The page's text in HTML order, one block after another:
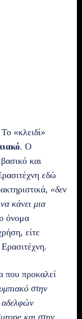
«κλειδί»
. Ο
και
εδώ
«δεν
κάνει μια
όνομα
είτε
που προκαλεί
στην
αδελφών
και στην